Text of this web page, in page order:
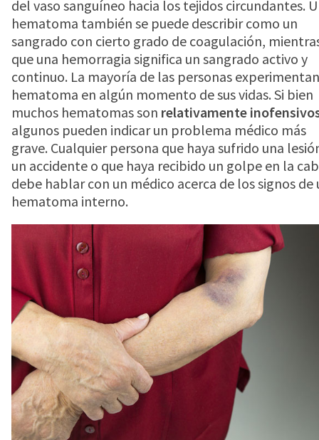
PARCHE PARA MENSTRUACIÓN
CÓLICOS MENSTRUALES
DOLOR DE CABEZA
DOLORES DENTALES
DOLOR DE ESPALDA
DOLOR MUSCULAR
MORETONES
DOLOR DE PIE
RESFRIADO
Dónde comprar Flanax
Encuentra una tienda cerca de ti
WALMART
WALGREENS
Boletín informativo
Contáctanos
del vaso sanguíneo hacia los tejidos circundantes.
hematoma también se puede describir como un
sangrado con cierto grado de coagulación,
que una hemorragia significa un sangrado activo y
continuo. La mayoría de las personas
hematoma en algún momento de sus vidas. Si bien
muchos hematomas son relativamente
algunos pueden indicar un problema médico más
grave. Cualquier persona que haya sufrido una
un accidente o que haya recibido un golpe en la
debe hablar con un médico acerca de los signos de
hematoma interno.